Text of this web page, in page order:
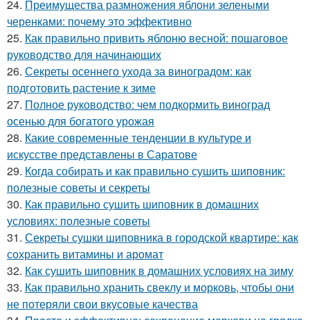
24. Преимущества размножения яблони зелеными
черенками: почему это эффективно
25. Как правильно привить яблоню весной: пошаговое
руководство для начинающих
26. Секреты осеннего ухода за виноградом: как
подготовить растение к зиме
27. Полное руководство: чем подкормить виноград
осенью для богатого урожая
28. Какие современные тенденции в культуре и
искусстве представлены в Саратове
29. Когда собирать и как правильно сушить шиповник:
полезные советы и секреты
30. Как правильно сушить шиповник в домашних
условиях: полезные советы
31. Секреты сушки шиповника в городской квартире: как
сохранить витамины и аромат
32. Как сушить шиповник в домашних условиях на зиму
33. Как правильно хранить свеклу и морковь, чтобы они
не потеряли свои вкусовые качества